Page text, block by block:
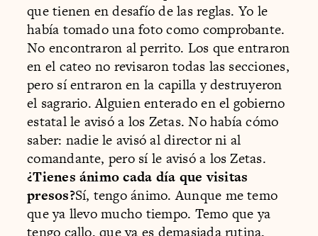
que tienen en desafío de las reglas. Yo le
había tomado una foto como comprobante.
No encontraron al perrito. Los que entraron
en el cateo no revisaron todas las secciones,
pero sí entraron en la capilla y destruyeron
el sagrario. Alguien enterado en el gobierno
estatal le avisó a los Zetas. No había cómo
saber: nadie le avisó al director ni al
comandante, pero sí le avisó a los Zetas.
¿Tienes ánimo cada día que visitas
presos?Sí, tengo ánimo. Aunque me temo
que ya llevo mucho tiempo. Temo que ya
tengo callo, que ya es demasiada rutina,